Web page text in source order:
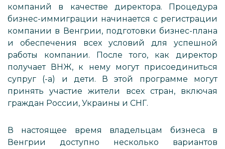
компаний в качестве директора. Процедура
бизнес-иммиграции начинается с регистрации
компании в Венгрии, подготовки бизнес-плана
и обеспечения всех условий для успешной
работы компании. После того, как директор
получает ВНЖ, к нему могут присоединиться
супруг (-а) и дети. В этой программе могут
принять участие жители всех стран, включая
граждан России, Украины и СНГ.
В настоящее время владельцам бизнеса в
Венгрии доступно несколько вариантов